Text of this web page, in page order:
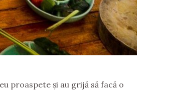
proaspete și au grijă să facă o